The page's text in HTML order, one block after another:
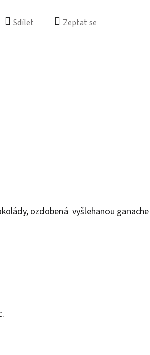
Zeptat se
Sdílet
ozdobená vyšlehanou ganache